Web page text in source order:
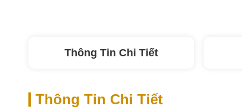
Thông Tin Chi Tiết
Thông Tin Chi Tiết